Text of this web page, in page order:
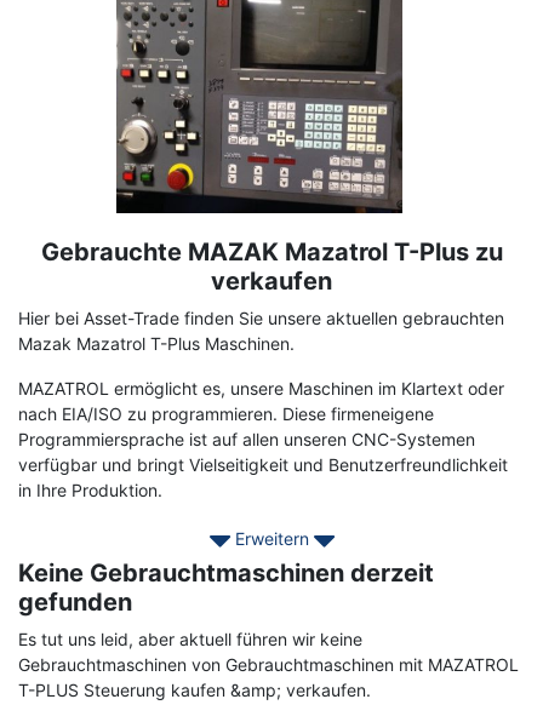
TermGebrauchte MAZAK Mazatrol T-Plus zu
verkaufen
Hier bei Asset-Trade finden Sie unsere aktuellen gebrauchten
Mazak Mazatrol T-Plus Maschinen.
MAZATROL ermöglicht es, unsere Maschinen im Klartext oder
nach EIA/ISO zu programmieren. Diese firmeneigene
Programmiersprache ist auf allen unseren CNC-Systemen
verfügbar und bringt Vielseitigkeit und Benutzerfreundlichkeit
in Ihre Produktion.
Die T-plus ist voll konversationsfähig. Mazatrol ist unglaublich
einfach zu erlernen und eignet sich hervorragend für das 2-
Achsen-Drehen. Mit Mazatrol können Sie bessere Teile
herstellen: perfekte Fasen und Radien, automatische
Werkzeugnasenkompensation, blitzschnelle Bearbeitung direkt
an der Maschine.
Erweitern
Keine Gebrauchtmaschinen derzeit
gefunden
Es tut uns leid, aber aktuell führen wir keine
Gebrauchtmaschinen von Gebrauchtmaschinen mit MAZATROL
T-PLUS Steuerung kaufen &amp; verkaufen.